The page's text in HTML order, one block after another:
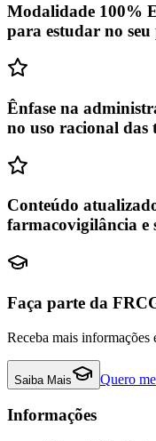
Modalidade 100%
para estudar no
Ênfase na
no uso racional das
Conteúdo
farmacovigilância e
Faça parte da
Receba mais informações
Saiba Mais Quero
Informações